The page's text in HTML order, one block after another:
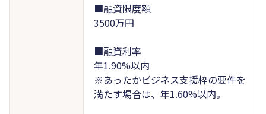
■融資限度額
3500万円
■融資利率
年1.90%以内
※あったかビジネス支援枠の要件を
満たす場合は、年1.60%以内。